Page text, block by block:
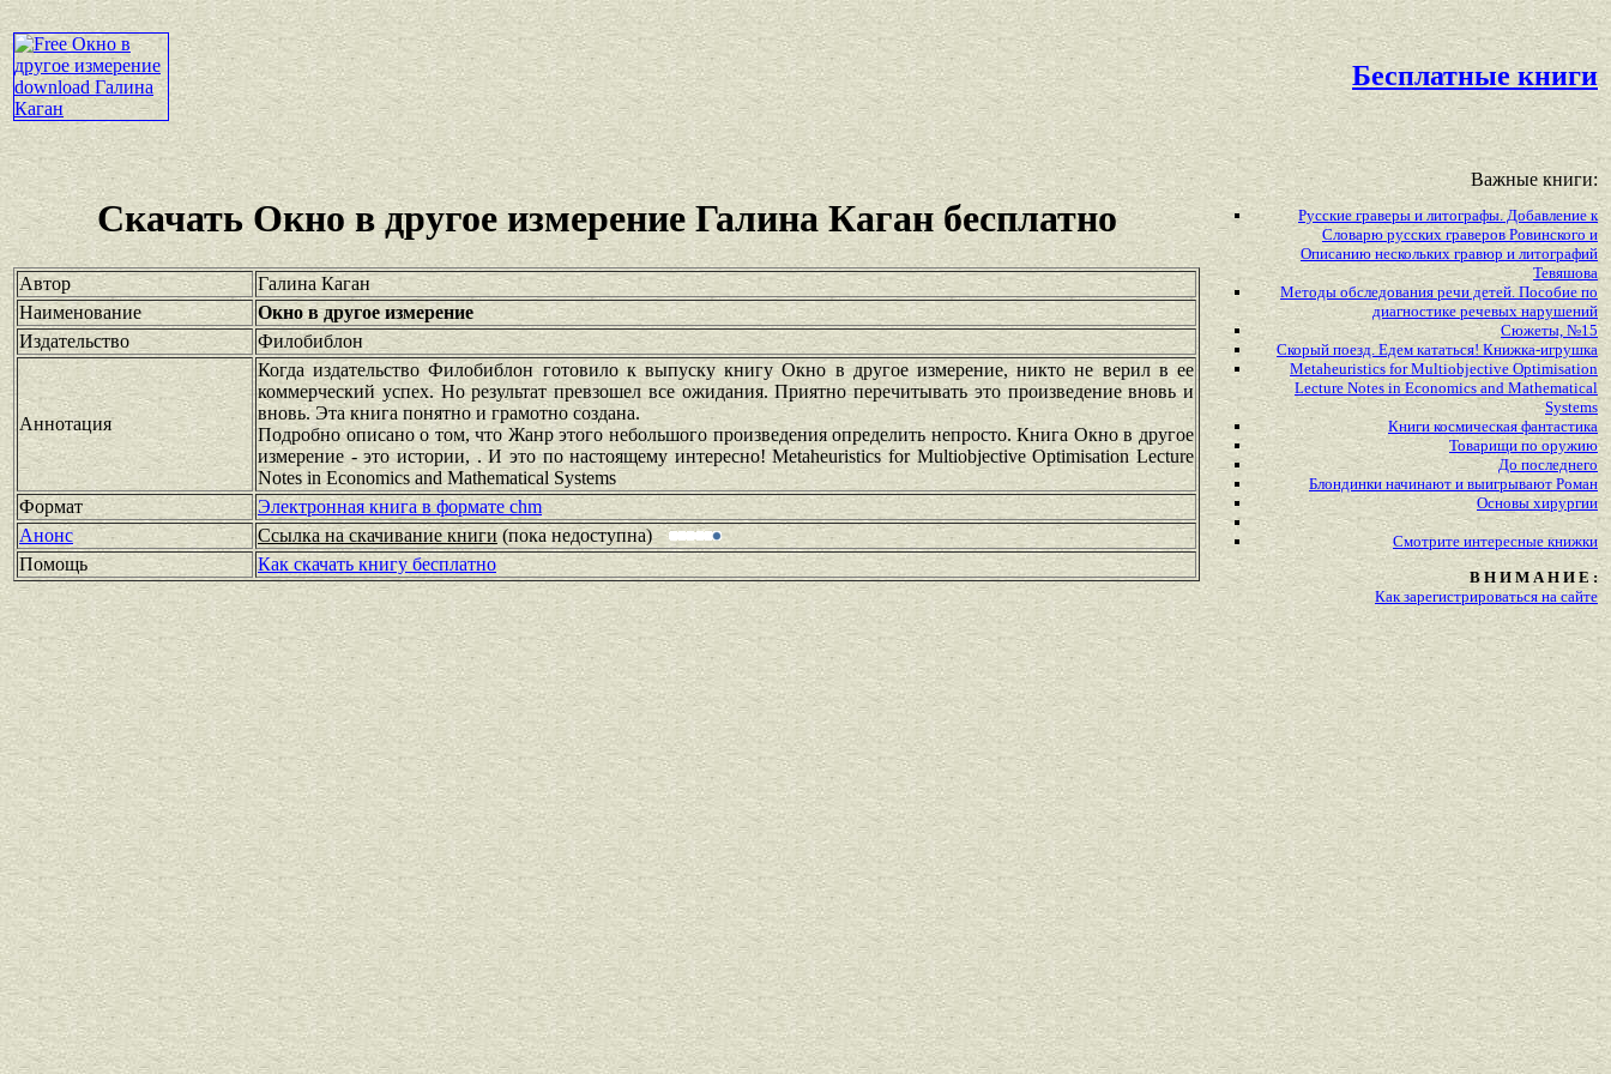
Бесплатные книги
Скачать Окно в другое измерение Галина Каган бесплатно
Автор
Галина Каган
Наименование
Окно в другое измерение
Издательство
Филобиблон
Аннотация
Когда издательство Филобиблон готовило к выпуску книгу Окно в другое измерение, никто не верил в ее
коммерческий успех. Но результат превзошел все ожидания. Приятно перечитывать это произведение вновь и
вновь. Эта книга понятно и грамотно создана.
Подробно описано о том, что Жанр этого небольшого произведения определить непросто. Книга Окно в другое
измерение - это истории, . И это по настоящему интересно! Metaheuristics for Multiobjective Optimisation Lecture
Notes in Economics and Mathematical Systems
Формат
Электронная книга в формате chm
Анонс
Ссылка на скачивание книги (пока недоступна)
Помощь
Как скачать книгу бесплатно
Важные книги:
Русские граверы и литографы. Добавление к
Словарю русских граверов Ровинского и
Описанию нескольких гравюр и литографий
Тевяшова
Методы обследования речи детей. Пособие по
диагностике речевых нарушений
Сюжеты, №15
Скорый поезд. Едем кататься! Книжка-игрушка
Metaheuristics for Multiobjective Optimisation
Lecture Notes in Economics and Mathematical
Systems
Книги космическая фантастика
Товарищи по оружию
До последнего
Блондинки начинают и выигрывают Роман
Основы хирургии
Смотрите интересные книжки
В Н И М А Н И Е :
Как зарегистрироваться на сайте